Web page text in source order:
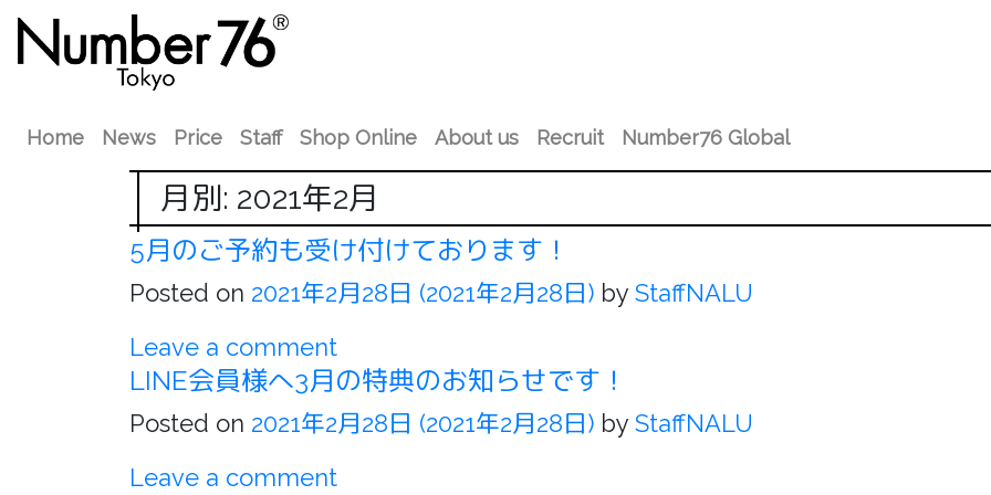
Home News Price Staff Shop Online About us Recruit Number76 Global
月別: 2021年2月
5月のご予約も受け付けております！
Posted on 2021年2月28日 (2021年2月28日) by StaffNALU
Leave a comment
LINE会員様へ3月の特典のお知らせです！
Posted on 2021年2月28日 (2021年2月28日) by StaffNALU
Leave a comment